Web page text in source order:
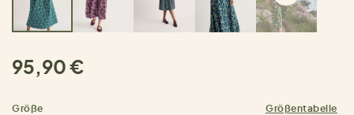
95,90 €
Größe Größentabelle